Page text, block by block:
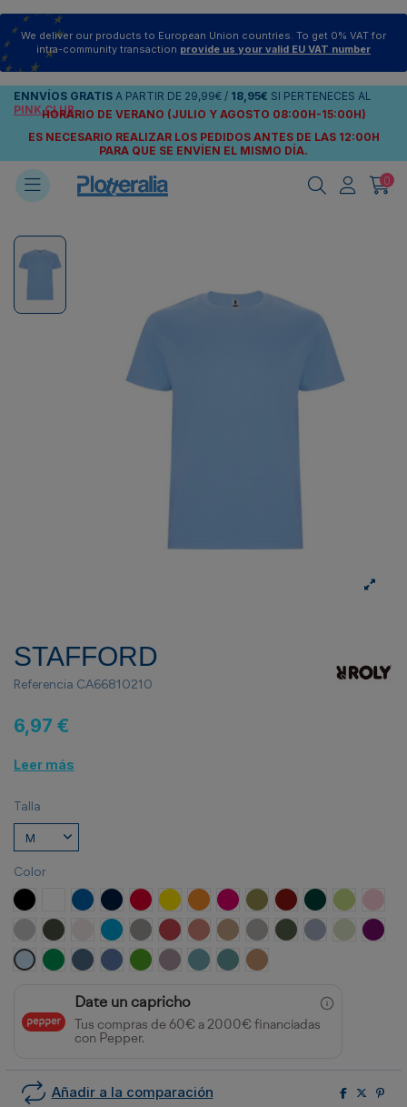
We deliver our products to European Union countries. To get 0% VAT for
intra-community transaction provide us your valid EU VAT number
ENNVÍOS GRATIS A PARTIR DE 29,99€ / 18,95€ SI PERTENECES AL
PINK CLUB
HORARIO DE VERANO (JULIO Y AGOSTO 08:00H-15:00H)
ES NECESARIO REALIZAR LOS PEDIDOS ANTES DE LAS 12:00H
PARA QUE SE ENVÍEN EL MISMO DÍA.
0
STAFFORD
Referencia CA66810210
6,97 €
Leer más
Talla
Color
NEGRO BLANCOROYAL MARINOROJO AMARILLONARANJAROSETONVERDE MILITAR
GRANATEVERDE BOTELLA
VERDE
GRIS VIGOREPLOMO OSCURO
BLANCO VINTAGE
TURQUESA
OPALO ROJO CRISANTEMO
NARANJA CLAY
ARENA GRIS PIEDRAVERDE AVENTURA
AZUL ZENVERDE
CELESTEVERDE KELLY
AZUL DENIMAZUL RIVIERA
VERDE GRASS
LAVANDAAZUL LAVADO
AZUL DUSTYNARANJA GREEK
Date un capricho
Tus compras de 60€ a 2000€ financiadas
con Pepper.
Añadir a la comparación